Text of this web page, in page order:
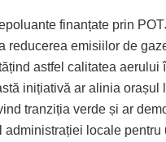
finanțate prin
reducerea emisiilor de
astfel calitatea aerului
inițiativă ar alinia orașul
tranziția verde și ar
administrației locale pentru